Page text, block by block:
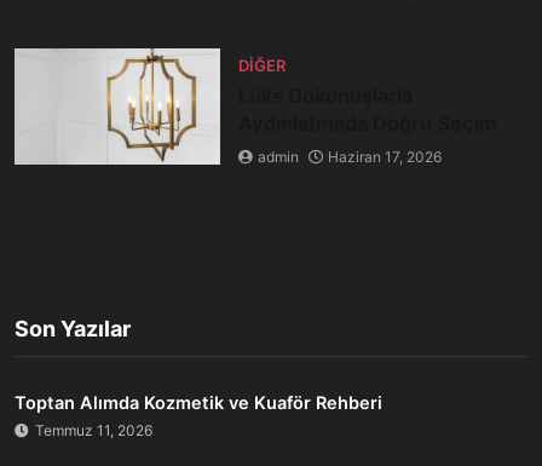
DIĞER
admin Haziran 17, 2026
Son Yazılar
Toptan Alımda Kozmetik ve Kuaför Rehberi
Temmuz 11, 2026